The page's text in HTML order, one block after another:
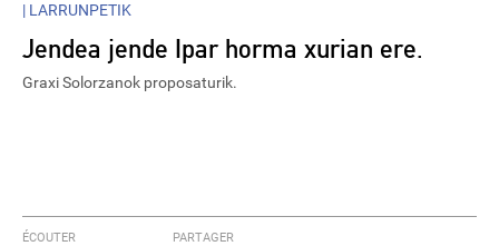
| LARRUNPETIK
Jendea jende Ipar horma xurian ere.
Graxi Solorzanok proposaturik.
ÉCOUTER PARTAGER